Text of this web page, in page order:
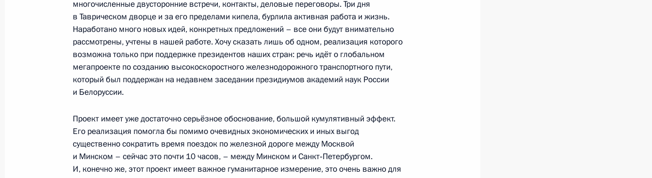
Встреча с главой Royal Dutch Shell Беном ван Берденом
18 июля 2019 года, 18:00 Санкт-Петербург
Встреча с врио главы Санкт-Петербурга Александром Бегловым
18 июля 2019 года, 17:15 Санкт-Петербург
2
Встреча с Виктором Медведчуком
18 июля 2019 года, 16:30 Санкт-Петербург
многочисленные двусторонние встречи, контакты, деловые переговоры. Три дня
в Таврическом дворце и за его пределами кипела, бурлила активная работа и жизнь.
Наработано много новых идей, конкретных предложений – все они будут внимательно
рассмотрены, учтены в нашей работе. Хочу сказать лишь об одном, реализация которого
возможна только при поддержке президентов наших стран: речь идёт о глобальном
мегапроекте по созданию высокоскоростного железнодорожного транспортного пути,
который был поддержан на недавнем заседании президиумов академий наук России
и Белоруссии.
Проект имеет уже достаточно серьёзное обоснование, большой кумулятивный эффект.
Его реализация помогла бы помимо очевидных экономических и иных выгод
существенно сократить время поездок по железной дороге между Москвой
и Минском – сейчас это почти 10 часов, – между Минском и Санкт‑Петербургом.
И, конечно же, этот проект имеет важное гуманитарное измерение, это очень важно для